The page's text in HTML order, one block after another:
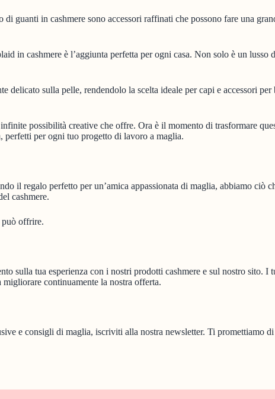
di guanti in cashmere sono accessori raffinati che possono fare una
in cashmere è l’aggiunta perfetta per ogni casa. Non solo è un
delicato sulla pelle, rendendolo la scelta ideale per capi e accessori
possibilità creative che offre. Ora è il momento di trasformare
perfetti per ogni tuo progetto di lavoro a maglia.
il regalo perfetto per un’amica appassionata di maglia, abbiamo ciò
cashmere.
può offrire.
sulla tua esperienza con i nostri prodotti cashmere e sul nostro sito. I
continuamente la nostra offerta.
e consigli di maglia, iscriviti alla nostra newsletter. Ti promettiamo